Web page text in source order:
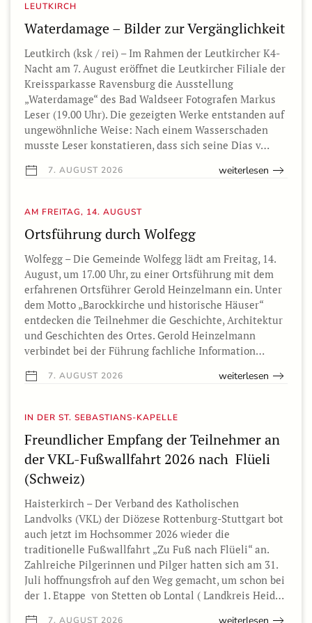
LEUTKIRCH
Waterdamage – Bilder zur Vergänglichkeit
Leutkirch (ksk / rei) – Im Rahmen der Leutkircher K4-
Nacht am 7. August eröffnet die Leutkircher Filiale der
Kreissparkasse Ravensburg die Ausstellung
„Waterdamage“ des Bad Waldseer Fotografen Markus
Leser (19.00 Uhr). Die gezeigten Werke entstanden auf
ungewöhnliche Weise: Nach einem Wasserschaden
musste Leser konstatieren, dass sich seine Dias v…
7. AUGUST 2026 weiterlesen
AM FREITAG, 14. AUGUST
Ortsführung durch Wolfegg
Wolfegg – Die Gemeinde Wolfegg lädt am Freitag, 14.
August, um 17.00 Uhr, zu einer Ortsführung mit dem
erfahrenen Ortsführer Gerold Heinzelmann ein. Unter
dem Motto „Barockkirche und historische Häuser“
entdecken die Teilnehmer die Geschichte, Architektur
und Geschichten des Ortes. Gerold Heinzelmann
verbindet bei der Führung fachliche Information…
7. AUGUST 2026 weiterlesen
IN DER ST. SEBASTIANS-KAPELLE
Freundlicher Empfang der Teilnehmer an
der VKL-Fußwallfahrt 2026 nach Flüeli
(Schweiz)
Haisterkirch – Der Verband des Katholischen
Landvolks (VKL) der Diözese Rottenburg-Stuttgart bot
auch jetzt im Hochsommer 2026 wieder die
traditionelle Fußwallfahrt „Zu Fuß nach Flüeli“ an.
Zahlreiche Pilgerinnen und Pilger hatten sich am 31.
Juli hoffnungsfroh auf den Weg gemacht, um schon bei
der 1. Etappe von Stetten ob Lontal ( Landkreis Heid…
7. AUGUST 2026